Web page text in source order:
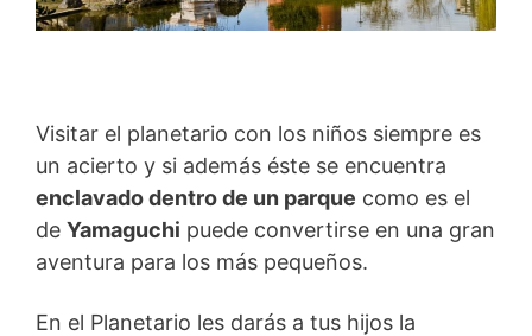
Visitar el planetario con los niños siempre es
un acierto y si además éste se encuentra
enclavado dentro de un parque como es el
de Yamaguchi puede convertirse en una gran
aventura para los más pequeños.
En el Planetario les darás a tus hijos la